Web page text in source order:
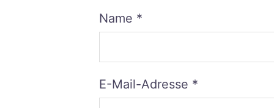
Name *
E-Mail-Adresse *